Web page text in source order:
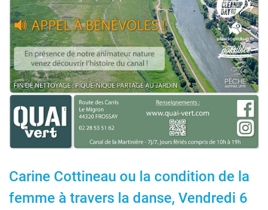
Carine Cottineau ou la condition de la
femme à travers la danse, Vendredi 6